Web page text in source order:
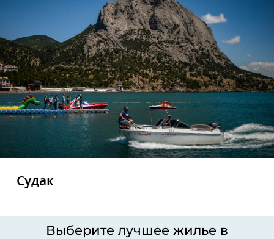
Судак
Выберите лучшее жилье в